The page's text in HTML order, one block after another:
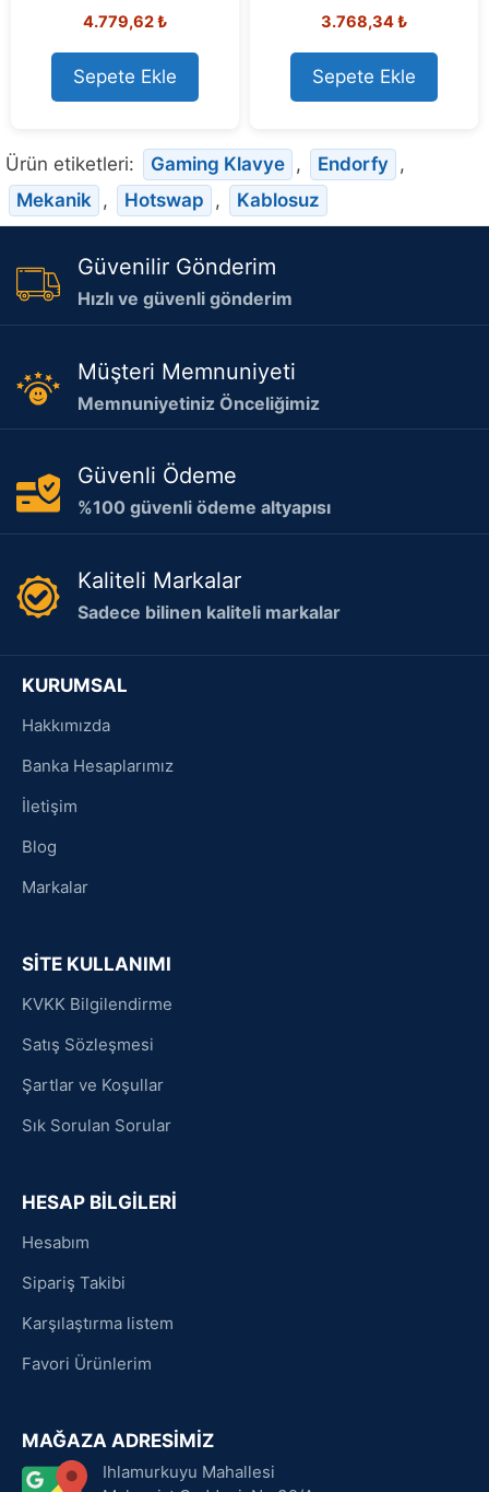
o
t
o
f
5
4.779,62₺
Sepete Ekle
o
t
o
f
5
3.768,34₺
Sepete Ekle
Ürün etiketleri: Gaming Klavye , Endorfy ,
Mekanik
, Hotswap , Kablosuz
Güvenilir Gönderim
Hızlı ve güvenli gönderim
Müşteri Memnuniyeti
Memnuniyetiniz Önceliğimiz
Güvenli Ödeme
%100 güvenli ödeme altyapısı
Kaliteli Markalar
Sadece bilinen kaliteli markalar
KURUMSAL
Hakkımızda
Banka Hesaplarımız
İletişim
Blog
Markalar
SİTE KULLANIMI
KVKK Bilgilendirme
Satış Sözleşmesi
Şartlar ve Koşullar
Sık Sorulan Sorular
HESAP BİLGİLERİ
Hesabım
Sipariş Takibi
Karşılaştırma listem
Favori Ürünlerim
MAĞAZA ADRESİMİZ
Ihlamurkuyu Mahallesi